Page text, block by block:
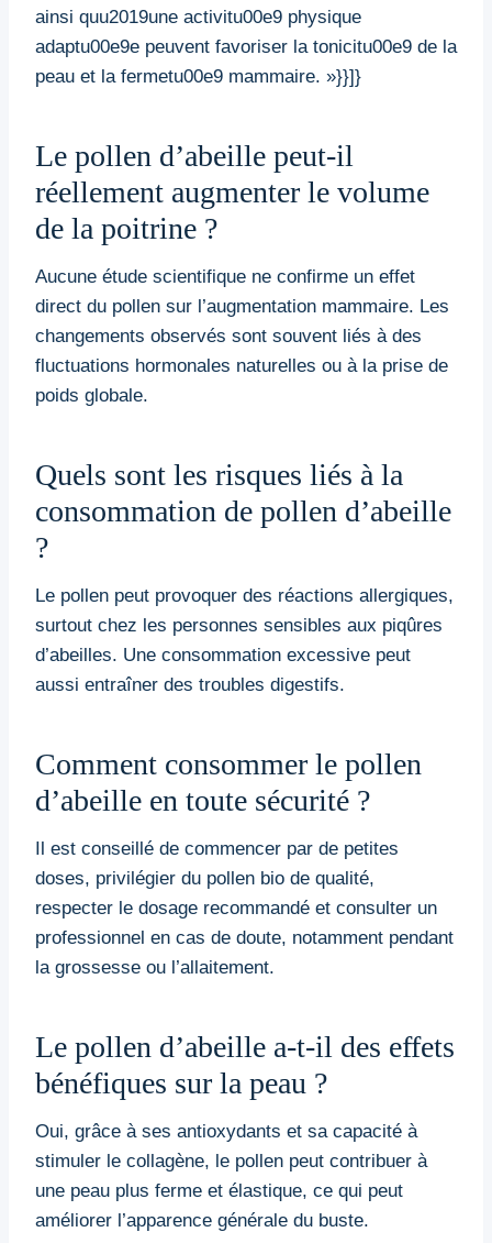
ainsi quu2019une activitu00e9 physique
adaptu00e9e peuvent favoriser la tonicitu00e9 de la
peau et la fermetu00e9 mammaire. »}}]}
Le pollen d’abeille peut-il
réellement augmenter le volume
de la poitrine ?
Aucune étude scientifique ne confirme un effet
direct du pollen sur l’augmentation mammaire. Les
changements observés sont souvent liés à des
fluctuations hormonales naturelles ou à la prise de
poids globale.
Quels sont les risques liés à la
consommation de pollen d’abeille
?
Le pollen peut provoquer des réactions allergiques,
surtout chez les personnes sensibles aux piqûres
d’abeilles. Une consommation excessive peut
aussi entraîner des troubles digestifs.
Comment consommer le pollen
d’abeille en toute sécurité ?
Il est conseillé de commencer par de petites
doses, privilégier du pollen bio de qualité,
respecter le dosage recommandé et consulter un
professionnel en cas de doute, notamment pendant
la grossesse ou l’allaitement.
Le pollen d’abeille a-t-il des effets
bénéfiques sur la peau ?
Oui, grâce à ses antioxydants et sa capacité à
stimuler le collagène, le pollen peut contribuer à
une peau plus ferme et élastique, ce qui peut
améliorer l’apparence générale du buste.